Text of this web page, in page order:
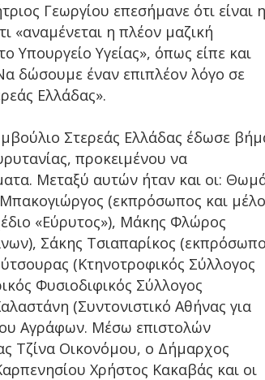
Γεωργίου επεσήμανε ότι είναι η
«αναμένεται η πλέον μαζική
Υγείας», όπως είπε και
δώσουμε έναν επιπλέον λόγο σε
Ελλάδας».
Στερεάς Ελλάδας έδωσε
προκειμένου να
Μεταξύ αυτών ήταν και οι:
(εκπρόσωπος και
«Εύρυτος»), Μάκης Φλώρος
Σάκης Τσιαπαρίκος
(Κτηνοτροφικός Σύλλογος
Φυσιοδιφικός Σύλλογος
(Συντονιστικό Αθήνας για
Αγράφων. Μέσω επιστολών
Τζίνα Οικονόμου, ο Δήμαρχος
Χρήστος Κακαβάς και οι